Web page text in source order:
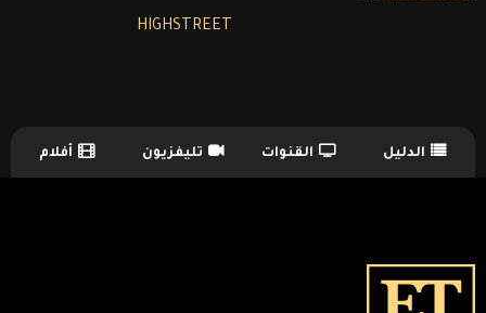
HIGHSTREET
TV Guide Menu الدليل القنوات تليفزيون أفلام